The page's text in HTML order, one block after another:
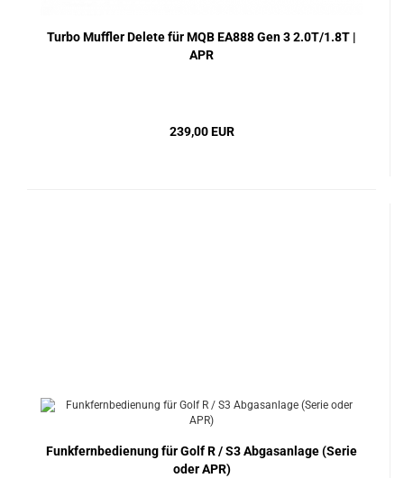
Turbo Muffler Delete für MQB EA888 Gen 3 2.0T/1.8T |
APR
239,00 EUR
Funkfernbedienung für Golf R / S3 Abgasanlage (Serie
oder APR)